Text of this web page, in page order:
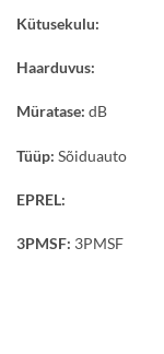
Kütusekulu:
Haarduvus:
Müratase: dB
Tüüp: Sõiduauto
EPREL:
3PMSF: 3PMSF